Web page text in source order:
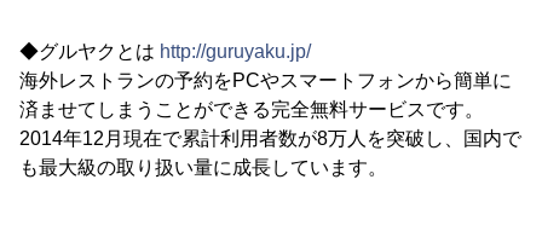
◆グルヤクとは http://guruyaku.jp/
海外レストランの予約をPCやスマートフォンから簡単に
済ませてしまうことができる完全無料サービスです。
2014年12月現在で累計利用者数が8万人を突破し、国内で
も最大級の取り扱い量に成長しています。